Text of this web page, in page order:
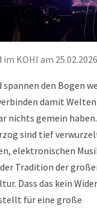
im KOHI am 25.02.2026
spannen den Bogen
damit Welten
nichts gemein
sind tief
elektronischen
Tradition der
Dass das kein
für eine große